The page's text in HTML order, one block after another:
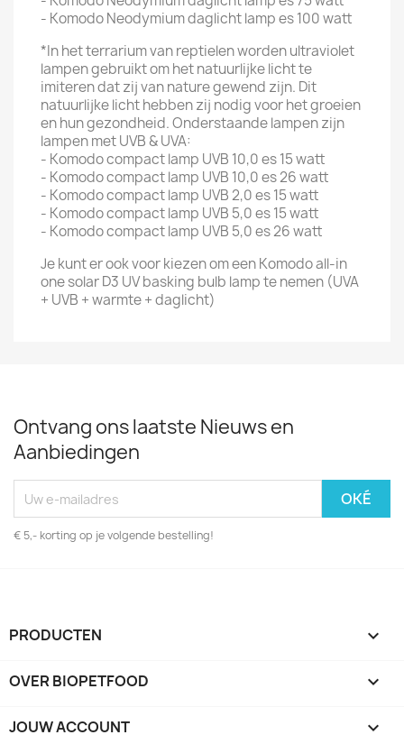
- Komodo Neodymium daglicht lamp es 100 watt
*In het terrarium van reptielen worden ultraviolet
lampen gebruikt om het natuurlijke licht te
imiteren dat zij van nature gewend zijn. Dit
natuurlijke licht hebben zij nodig voor het groeien
en hun gezondheid. Onderstaande lampen zijn
lampen met UVB & UVA:
- Komodo compact lamp UVB 10,0 es 15 watt
- Komodo compact lamp UVB 10,0 es 26 watt
- Komodo compact lamp UVB 2,0 es 15 watt
- Komodo compact lamp UVB 5,0 es 15 watt
- Komodo compact lamp UVB 5,0 es 26 watt
Je kunt er ook voor kiezen om een Komodo all-in
one solar D3 UV basking bulb lamp te nemen (UVA
+ UVB + warmte + daglicht)
Ontvang ons laatste Nieuws en
Aanbiedingen
€ 5,- korting op je volgende bestelling!
PRODUCTEN 
OVER BIOPETFOOD 
JOUW ACCOUNT 